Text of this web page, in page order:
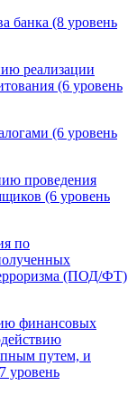
банка (8 уровень
реализации
(6 уровень
(6 уровень
проведения
(6 уровень
по
(ПОД/ФТ)
финансовых
путем, и
уровень